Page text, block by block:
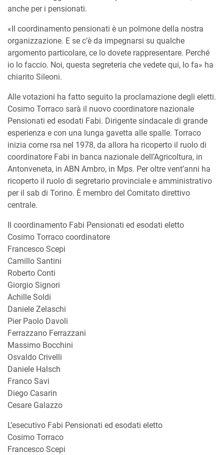
anche per i pensionati.
«Il coordinamento pensionati è un polmone della nostra
organizzazione. E se c’è da impegnarsi su qualche
argomento particolare, ce lo dovete rappresentare. Perché
io lo faccio. Noi, questa segreteria che vedete qui, lo fa» ha
chiarito Sileoni.
Alle votazioni ha fatto seguito la proclamazione degli eletti.
Cosimo Torraco sarà il nuovo coordinatore nazionale
Pensionati ed esodati Fabi. Dirigente sindacale di grande
esperienza e con una lunga gavetta alle spalle. Torraco
inizia come rsa nel 1978, da allora ha ricoperto il ruolo di
coordinatore Fabi in banca nazionale dell’Agricoltura, in
Antonveneta, in ABN Ambro, in Mps. Per oltre vent’anni ha
ricoperto il ruolo di segretario provinciale e amministrativo
per il sab di Torino. È membro del Comitato direttivo
centrale.
Il coordinamento Fabi Pensionati ed esodati eletto
Cosimo Torraco coordinatore
Francesco Scepi
Camillo Santini
Roberto Conti
Giorgio Signori
Achille Soldi
Daniele Zelaschi
Pier Paolo Davoli
Ferrazzano Ferrazzani
Massimo Bocchini
Osvaldo Crivelli
Daniele Halsch
Franco Savi
Diego Casarin
Cesare Galazzo
L’esecutivo Fabi Pensionati ed esodati eletto
Cosimo Torraco
Francesco Scepi